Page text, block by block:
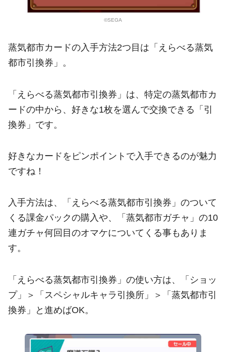
©SEGA
蒸気都市カードの入手方法2つ目は「えらべる蒸気
都市引換券」。
「えらべる蒸気都市引換券」は、特定の蒸気都市カ
ードの中から、好きな1枚を選んで交換できる「引
換券」です。
好きなカードをピンポイントで入手できるのが魅力
ですね！
入手方法は、「えらべる蒸気都市引換券」のついて
くる課金パックの購入や、「蒸気都市ガチャ」の10
連ガチャ何回目のオマケについてくる事もありま
す。
「えらべる蒸気都市引換券」の使い方は、「ショッ
プ」＞「スペシャルキャラ引換所」＞「蒸気都市引
換券」と進めばOK。